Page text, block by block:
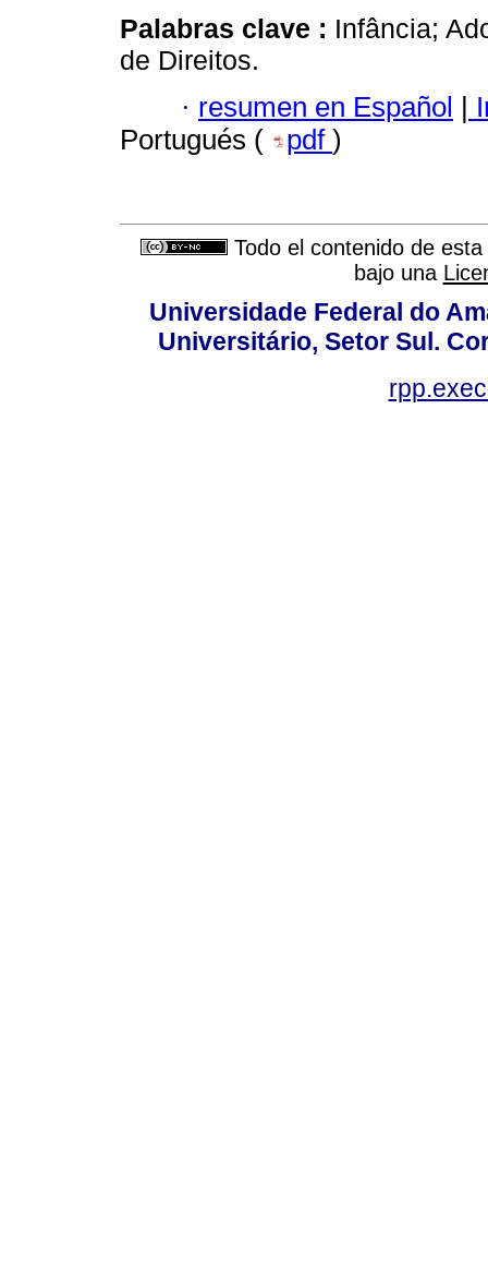
Palabras clave : Infância;
de Direitos.
· resumen en Español |
Portugués (
pdf )
Todo el contenido de
bajo una
Universidade Federal do
Universitário, Setor Sul.